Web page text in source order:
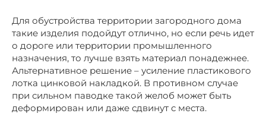
Для обустройства территории загородного дома
такие изделия подойдут отлично, но если речь идет
о дороге или территории промышленного
назначения, то лучше взять материал понадежнее.
Альтернативное решение – усиление пластикового
лотка цинковой накладкой. В противном случае
при сильном паводке такой желоб может быть
деформирован или даже сдвинут с места.